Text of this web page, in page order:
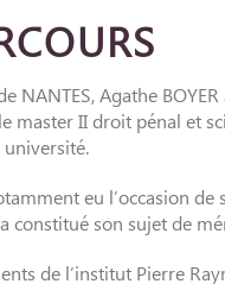
NANTES, Agathe
master II droit pénal et
université.
eu l’occasion
constitué son sujet de
de l’institut Pierre